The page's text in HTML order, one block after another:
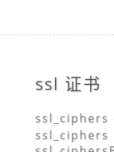
ssl 证书
ssl_ciphers
ssl_ciphers